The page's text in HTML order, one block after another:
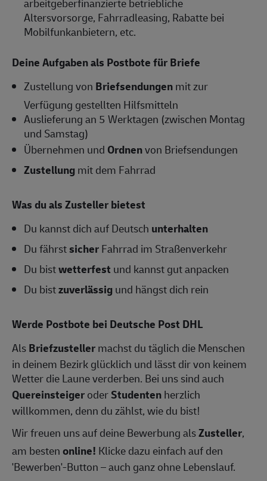
Altersvorsorge, Fahrradleasing, Rabatte bei
Mobilfunkanbietern, etc.
Deine Aufgaben als Postbote für Briefe
Zustellung von Briefsendungenmit zur
Verfügung gestellten Hilfsmitteln
Auslieferung an 5 Werktagen (zwischen Montag
und Samstag)
Übernehmen und Ordnenvon Briefsendungen
Zustellungmit dem Fahrrad
Was du als Zusteller bietest
Du kannst dich auf Deutsch unterhalten
Du fährstsicherFahrrad im Straßenverkehr
Du bistwetterfest und kannst gut anpacken
Du bistzuverlässigund hängst dich rein
Werde Postbote bei Deutsche Post DHL
AlsBriefzustellermachst du täglich die Menschen
in deinem Bezirk glücklich und lässt dir von keinem
Wetter die Laune verderben. Bei uns sind auch
QuereinsteigeroderStudentenherzlich
willkommen, denn du zählst, wie du bist!
Wir freuen uns auf deine Bewerbung alsZusteller,
am bestenonline! Klicke dazu einfach auf den
'Bewerben'-Button – auch ganz ohne Lebenslauf.